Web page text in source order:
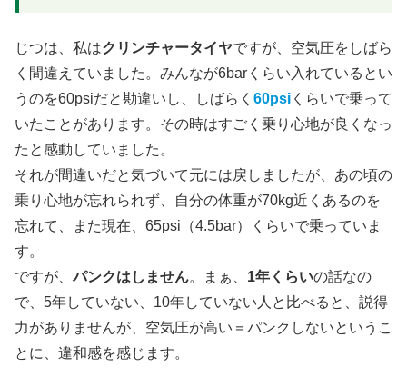
じつは、私はクリンチャータイヤですが、空気圧をしばら
く間違えていました。みんなが6barくらい入れているとい
うのを60psiだと勘違いし、しばらく 60psi くらいで乗って
いたことがあります。その時はすごく乗り心地が良くなっ
たと感動していました。
それが間違いだと気づいて元には戻しましたが、あの頃の
乗り心地が忘れられず、自分の体重が70kg近くあるのを
忘れて、また現在、65psi（4.5bar）くらいで乗っていま
す。
ですが、パンクはしません。まぁ、 1年くらいの話なの
で、5年していない、10年していない人と比べると、説得
力がありませんが、空気圧が高い＝パンクしないというこ
とに、違和感を感じます。